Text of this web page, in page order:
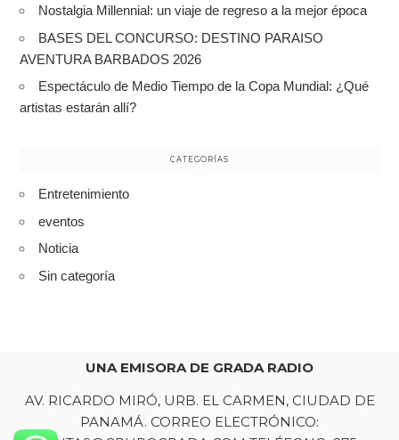
Nostalgia Millennial: un viaje de regreso a la mejor época
BASES DEL CONCURSO: DESTINO PARAISO
AVENTURA BARBADOS 2026
Espectáculo de Medio Tiempo de la Copa Mundial: ¿Qué
artistas estarán allí?
CATEGORÍAS
Entretenimiento
eventos
Noticia
Sin categoría
UNA EMISORA DE GRADA RADIO
AV. RICARDO MIRÓ, URB. EL CARMEN, CIUDAD DE
PANAMÁ. CORREO ELECTRÓNICO: